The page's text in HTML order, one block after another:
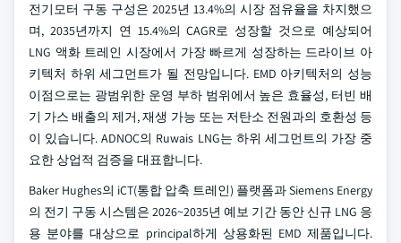
전기모터 구동 구성은 2025년 13.4%의 시장 점유율을 차지했으
며, 2035년까지 연 15.4%의 CAGR로 성장할 것으로 예상되어
LNG 액화 트레인 시장에서 가장 빠르게 성장하는 드라이브 아
키텍처 하위 세그먼트가 될 전망입니다. EMD 아키텍처의 성능
이점으로는 광범위한 운영 부하 범위에서 높은 효율성, 터빈 배
기 가스 배출의 제거, 재생 가능 또는 저탄소 전원과의 호환성 등
이 있습니다. ADNOC의 Ruwais LNG는 하위 세그먼트의 가장 중
요한 상업적 검증을 대표합니다.
Baker Hughes의 iCT(통합 압축 트레인) 플랫폼과 Siemens Energy
의 전기 구동 시스템은 2026~2035년 예보 기간 동안 신규 LNG 응
용 분야를 대상으로 principal하게 상용화된 EMD 제품입니다.